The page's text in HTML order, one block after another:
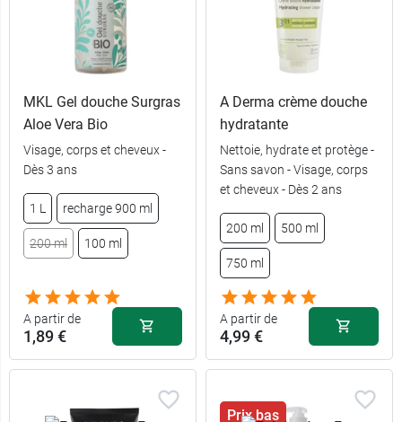
1 L 6,49 €
recharge 900
ml
1 L - Huile
d'argan du
200 ml - Huile
d'argan du
2,79 €
1 L - Monoï
des iles
200 ml -
Monoï des
iles
2,79 €
MKL Gel douche Surgras
Aloe Vera Bio
Visage, corps et cheveux -
Dès 3 ans
1 L recharge 900 ml
200 ml 100 ml
A partir de
1,89 €
A Derma crème douche
hydratante
Nettoie, hydrate et protège -
Sans savon - Visage, corps
et cheveux - Dès 2 ans
200 ml 500 ml
750 ml
A partir de
4,99 €
Prix bas